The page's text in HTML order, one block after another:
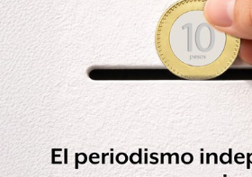
Compartir